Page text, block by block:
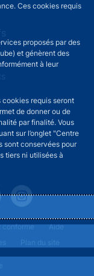
Ces cookies requis
proposés par des
et génèrent des
à leur
requis seront
de donner ou de
par finalité. Vous
sur l’onglet "Centre
sont conservées pour
tiers ni utilisées à
conforme
Aide
Plan du site